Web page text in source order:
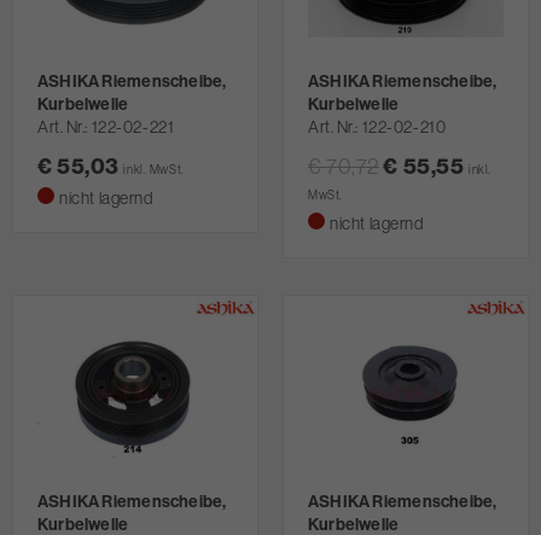
ASHIKA Riemenscheibe,
Kurbelwelle
Art. Nr. 122-02-221
€ 55,03inkl. MwSt.
nicht lagernd
ASHIKA Riemenscheibe,
Kurbelwelle
Art. Nr. 122-02-210
€ 70,72€ 55,55 inkl.
MwSt.
nicht lagernd
ASHIKA Riemenscheibe,
Kurbelwelle
ASHIKA Riemenscheibe,
Kurbelwelle